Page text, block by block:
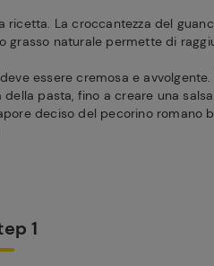
La croccantezza del
grasso naturale permette di
essere cremosa e avvolgente.
pasta, fino a creare una
deciso del pecorino romano
1